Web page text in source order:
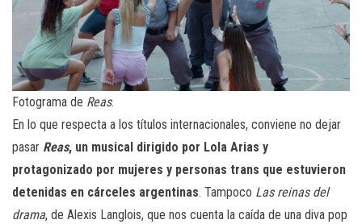
Fotograma de Reas.
En lo que respecta a los títulos internacionales, conviene no dejar
pasar Reas, un musical dirigido por Lola Arias y
protagonizado por mujeres y personas trans que estuvieron
detenidas en cárceles argentinas. Tampoco Las reinas del
drama, de Alexis Langlois, que nos cuenta la caída de una diva pop